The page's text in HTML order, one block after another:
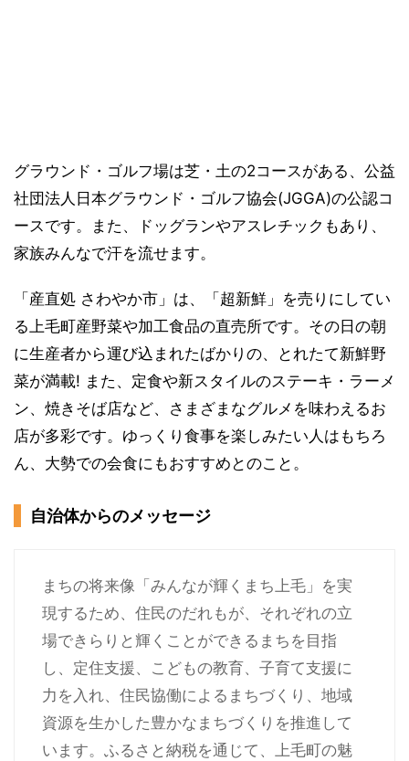
グラウンド・ゴルフ場は芝・土の2コースがある、公益
社団法人日本グラウンド・ゴルフ協会(JGGA)の公認コ
ースです。また、ドッグランやアスレチックもあり、
家族みんなで汗を流せます。
「産直処 さわやか市」は、「超新鮮」を売りにしてい
る上毛町産野菜や加工食品の直売所です。その日の朝
に生産者から運び込まれたばかりの、とれたて新鮮野
菜が満載! また、定食や新スタイルのステーキ・ラーメ
ン、焼きそば店など、さまざまなグルメを味わえるお
店が多彩です。ゆっくり食事を楽しみたい人はもちろ
ん、大勢での会食にもおすすめとのこと。
自治体からのメッセージ
まちの将来像「みんなが輝くまち上毛」を実
現するため、住民のだれもが、それぞれの立
場できらりと輝くことができるまちを目指
し、定住支援、こどもの教育、子育て支援に
力を入れ、住民協働によるまちづくり、地域
資源を生かした豊かなまちづくりを推進して
います。ふるさと納税を通じて、上毛町の魅